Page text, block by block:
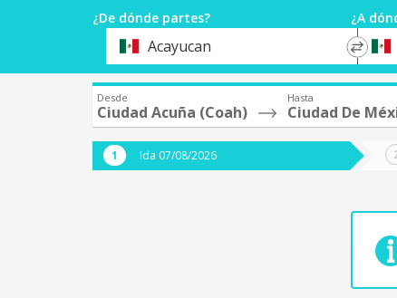
¿De dónde partes? ¿A
OrigenAcayucan
*
Desde
Ciudad Acuña (Coah)
Hasta
Ciudad De
Ida 07/08/2026